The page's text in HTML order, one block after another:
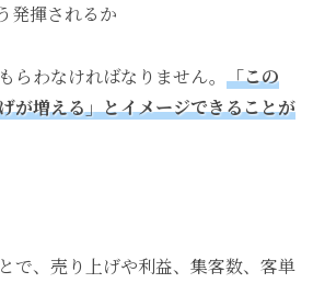
発揮されるか
らわなければなりません。 「この
が増える」とイメージできることが
で、売り上げや利益、集客数、客単